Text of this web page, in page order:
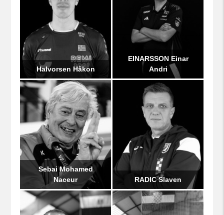
Halvorsen Håkon
EINARSSON Einar
Andri
Sebai Mohamed
Naceur
RADIC Slaven